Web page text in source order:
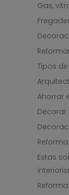
Gas,
Tipos
Ahorrar
Estas